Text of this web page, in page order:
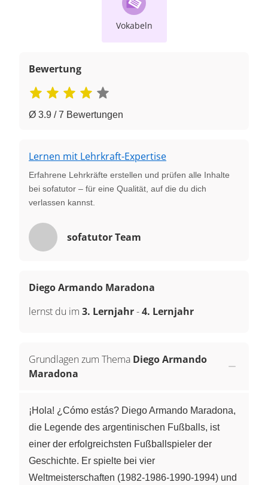
Vokabeln
Bewertung
Ø 3.9 / 7 Bewertungen
Lernen mit Lehrkraft-Expertise
Erfahrene Lehrkräfte erstellen und prüfen alle Inhalte
bei sofatutor – für eine Qualität, auf die du dich
verlassen kannst.
sofatutor Team
Diego Armando Maradona
lernst du im 3. Lernjahr-4. Lernjahr
Grundlagen zum Thema Diego Armando
Maradona
¡Hola! ¿Cómo estás? Diego Armando Maradona,
die Legende des argentinischen Fußballs, ist
einer der erfolgreichsten Fußballspieler der
Geschichte. Er spielte bei vier
Weltmeisterschaften (1982-1986-1990-1994) und